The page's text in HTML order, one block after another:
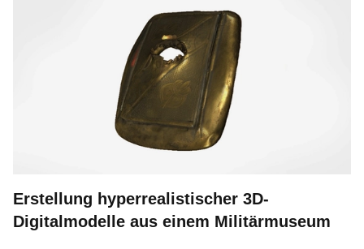
Erstellung hyperrealistischer 3D-
Digitalmodelle aus einem Militärmuseum